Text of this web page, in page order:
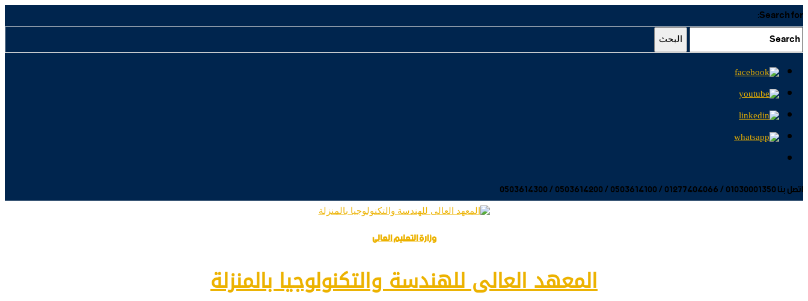
Search for:
البحث
اتصل بنا 01030001350 / 01277404066 / 0503614100 / 0503614200 / 0503614300
وزارة التعليم العالى
المعهد العالى للهندسة والتكنولوجيا بالمنزلة